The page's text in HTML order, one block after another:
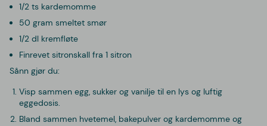
1/2 ts kardemomme
50 gram smeltet smør
1/2 dl kremfløte
Finrevet sitronskall fra 1 sitron
Sånn gjør du:
Visp sammen egg, sukker og vanilje til en lys og luftig
eggedosis.
Bland sammen hvetemel, bakepulver og kardemomme og